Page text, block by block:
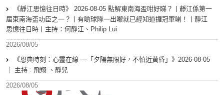
《靜江思憶往日時》 2026-08-05 點解東南海盃咁好睇？丨靜江係第一
屆東南海盃功臣之一？丨有啲球隊一出嚟就已經知道攞冠軍喇！丨靜江
思憶往日時丨主持：何靜江、Philip Lui
2026/08/05
《恩典時刻：心靈在線 —「夕陽無限好，不怕近黃昏」》2026-08-05
｜ 主持 : 飛翔 、靜兒
2026/08/05